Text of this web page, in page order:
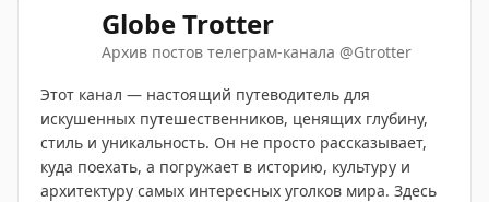
Globe Trotter
Архив постов телеграм-канала @Gtrotter
Этот канал — настоящий путеводитель для
искушенных путешественников, ценящих глубину,
стиль и уникальность. Он не просто рассказывает,
куда поехать, а погружает в историю, культуру и
архитектуру самых интересных уголков мира. Здесь